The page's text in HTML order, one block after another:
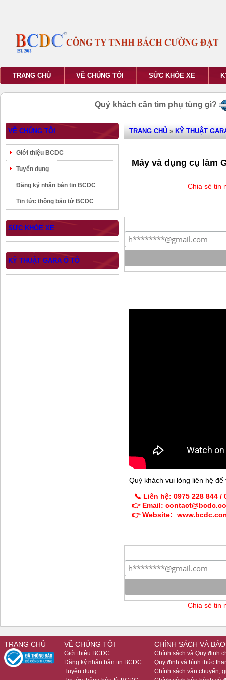
TRANG CHỦ VỀ CHÚNG TÔI SỨC KHỎE XE
Quý khách cần tìm phụ tùng gì?
VỀ CHÚNG TÔI
Giới thiệu BCDC
Tuyển dụng
Đăng ký nhận bản tin BCDC
Tin tức thông báo từ BCDC
SỨC KHỎE XE
KỸ THUẬT GARA Ô TÔ
TRANG CHỦ » KỸ THUẬT
Máy và dụng cụ làm
Chia sẻ tin
Quý khách vui lòng liên hệ
📞 Liên hệ: 0975 228 844 /
👉 Email:
👉 Website:
Chia sẻ tin
TRANG CHỦ VỀ CHÚNG TÔI
Giới thiệu BCDC
Đăng ký nhận bản tin BCDC
Tuyển dụng
CHÍNH SÁCH VÀ
Chính sách và Quy định
Quy định và hình thức
Chính sách vận chuyển,